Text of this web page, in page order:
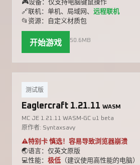
🎮设备：仅支持电脑键鼠操作
🔗联机：单机、局域网、 远程联机
📂资源：自定义材质包
开始游戏 50.6MB
测试版
Eaglercraft 1.21.11 WASM
MC JE 1.21.11 WASM-GC u1 beta
原作者: Syntaxsavy
⚠️特别卡 慎选！容易导致浏览器崩溃
🌏语言：仅英文原版
💻性能： 极低 （建议使用高性能的电脑）